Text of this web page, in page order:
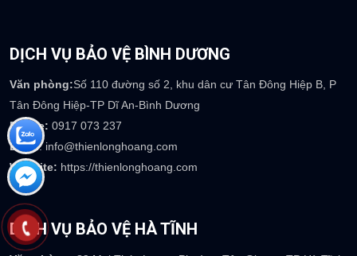
DỊCH VỤ BẢO VỆ BÌNH DƯƠNG
Văn phòng:Số 110 đường số 2, khu dân cư Tân Đông Hiệp B, P
Tân Đông Hiệp-TP Dĩ An-Bình Dương
Phone: 0917 073 237
Email: info@thienlonghoang.com
Website: https://thienlonghoang.com
DỊCH VỤ BẢO VỆ HÀ TĨNH